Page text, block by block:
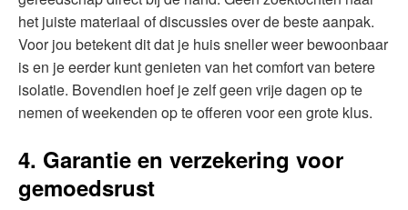
het juiste materiaal of discussies over de beste aanpak.
Voor jou betekent dit dat je huis sneller weer bewoonbaar
is en je eerder kunt genieten van het comfort van betere
isolatie. Bovendien hoef je zelf geen vrije dagen op te
nemen of weekenden op te offeren voor een grote klus.
4. Garantie en verzekering voor
gemoedsrust